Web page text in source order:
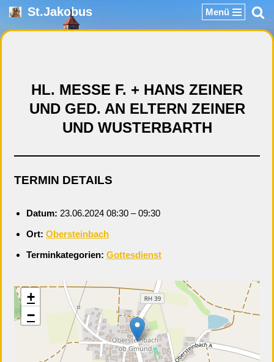
Zum
St.Jakobus Menü
HL. MESSE F. + HANS ZEINER
UND GED. AN ELTERN ZEINER
UND WUSTERBARTH
TERMIN DETAILS
Datum: 23.06.2024 08:30 –09:30
Ort: Obersteinbach
Terminkategorien: Gottesdienst
+
−